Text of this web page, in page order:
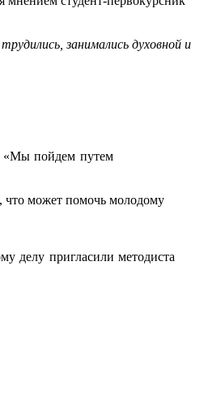
занимались духовной и
«Мы пойдем путем
что может помочь молодому
делу пригласили методиста